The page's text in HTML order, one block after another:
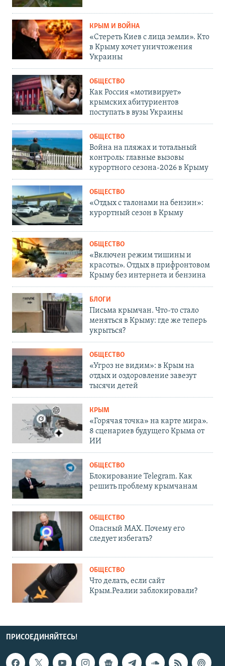
КРЫМ И ВОЙНА
«Стереть Киев с лица земли». Кто
в Крыму хочет уничтожения
Украины
ОБЩЕСТВО
Как Россия «мотивирует»
крымских абитуриентов
поступать в вузы Украины
ОБЩЕСТВО
Война на пляжах и тотальный
контроль: главные вызовы
курортного сезона-2026 в Крыму
ОБЩЕСТВО
«Отдых с талонами на бензин»:
курортный сезон в Крыму
ОБЩЕСТВО
«Включен режим тишины и
красоты». Отдых в прифронтовом
Крыму без интернета и бензина
БЛОГИ
Письма крымчан. Что-то стало
меняться в Крыму: где же теперь
укрыться?
ОБЩЕСТВО
«Угроз не видим»: в Крым на
отдых и оздоровление завезут
тысячи детей
КРЫМ
«Горячая точка» на карте мира».
8 сценариев будущего Крыма от
ИИ
ОБЩЕСТВО
Блокирование Telegram. Как
решить проблему крымчанам
ОБЩЕСТВО
Опасный MAX. Почему его
следует избегать?
ОБЩЕСТВО
Что делать, если сайт
Крым.Реалии заблокировали?
ПРИСОЕДИНЯЙТЕСЬ!